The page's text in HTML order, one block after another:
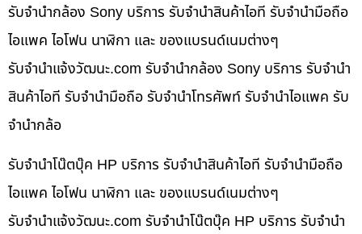
รับจำนำกล้อง Sony บริการ รับจำนำสินค้าไอที รับจำนำมือถือ
ไอแพค ไอโฟน นาฬิกา และ ของแบรนด์เนมต่างๆ
รับจํานําแจ้งวัฒนะ.com รับจำนำกล้อง Sony บริการ รับจำนำ
สินค้าไอที รับจำนำมือถือ รับจำนำโทรศัพท์ รับจำนำไอแพค รับ
จำนำกล้อ
รับจำนำโน๊ตบุ๊ค HP บริการ รับจำนำสินค้าไอที รับจำนำมือถือ
ไอแพค ไอโฟน นาฬิกา และ ของแบรนด์เนมต่างๆ
รับจํานําแจ้งวัฒนะ.com รับจำนำโน๊ตบุ๊ค HP บริการ รับจำนำ